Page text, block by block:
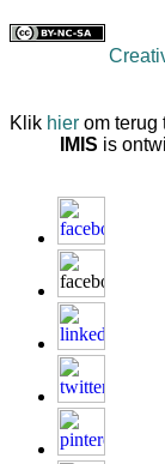
Klik hier om terug
IMIS is